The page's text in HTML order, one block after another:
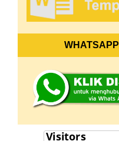
WHATSAPP